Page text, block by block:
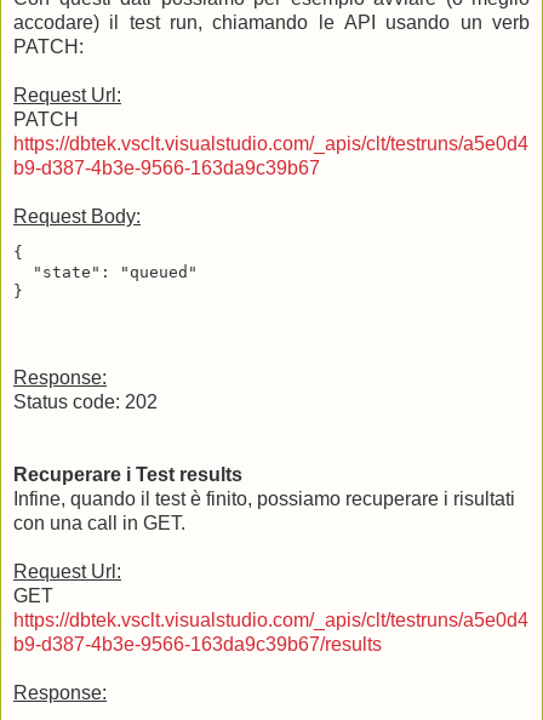
accodare) il test run, chiamando le API usando un verb
PATCH:
Request Url:
PATCH
https://dbtek.vsclt.visualstudio.com/_apis/clt/testruns/a5e0d4
b9-d387-4b3e-9566-163da9c39b67
Request Body:
{
  "state": "queued"
Response:
Status code: 202
Recuperare i Test results
Infine, quando il test è finito, possiamo recuperare i risultati
con una call in GET.
Request Url:
GET
https://dbtek.vsclt.visualstudio.com/_apis/clt/testruns/a5e0d4
b9-d387-4b3e-9566-163da9c39b67/results
Response: